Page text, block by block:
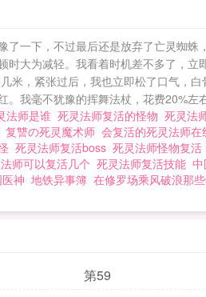
只是传闻，而传闻十有**是
数千骷髅小弟，只听我一人
的人来说，实是一种难得的
也难免沉沦。一般而言，职
为一种职业，它就失去了它的乐趣
一下，不过最后还是放弃了亡灵蜘
大为减轻。我看着时机差不多了，
，紧张过后，我也立即松了口气，
我毫不犹豫的挥舞法杖，花费20%
法师是谁 死灵法师复活的怪物 死灵法
复讐の死灵魔术师 会复活的死灵法师在
死灵法师复活boss 死灵法师怪物复活
师可以复活几个 死灵法师复活技能
神 地铁异事簿 在修罗场乘风破浪那
第59